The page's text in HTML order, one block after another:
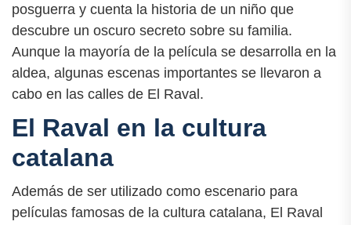
posguerra y cuenta la historia de un niño que
descubre un oscuro secreto sobre su familia.
Aunque la mayoría de la película se desarrolla en la
aldea, algunas escenas importantes se llevaron a
cabo en las calles de El Raval.
El Raval en la cultura
catalana
Además de ser utilizado como escenario para
películas famosas de la cultura catalana, El Raval